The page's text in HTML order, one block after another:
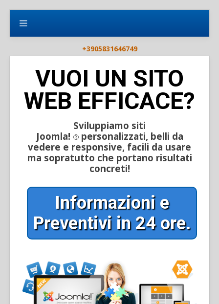
+3905831646749
VUOI UN SITO
WEB EFFICACE?
Sviluppiamo siti
Joomla! ® personalizzati, belli da
vedere e responsive, facili da usare
ma sopratutto che portano risultati
concreti!
Informazioni e
Preventivi in 24 ore.